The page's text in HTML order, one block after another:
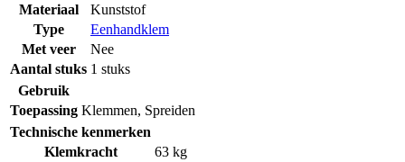
Materiaal
Kunststof
Type
Eenhandklem
Met veer
Nee
Aantal stuks 1 stuks
Gebruik
Toepassing Klemmen, Spreiden
Technische kenmerken
Klemkracht
63 kg